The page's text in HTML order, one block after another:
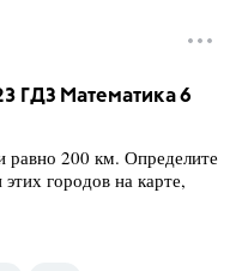
ГДЗ Математика 6
равно 200 км. Определите
городов на карте,